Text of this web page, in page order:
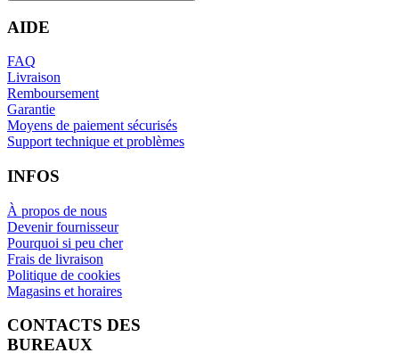
AIDE
FAQ
Livraison
Remboursement
Garantie
Moyens de paiement sécurisés
Support technique et problèmes
INFOS
À propos de nous
Devenir fournisseur
Pourquoi si peu cher
Frais de livraison
Politique de cookies
Magasins et horaires
CONTACTS DES
BUREAUX